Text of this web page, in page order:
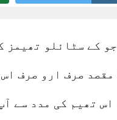
کے سٹائلو تھیمز
صرف ارو صرف
تھیم کی مدد سے